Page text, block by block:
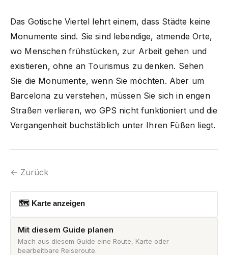
Das Gotische Viertel lehrt einem, dass Städte keine
Monumente sind. Sie sind lebendige, atmende Orte,
wo Menschen frühstücken, zur Arbeit gehen und
existieren, ohne an Tourismus zu denken. Sehen
Sie die Monumente, wenn Sie möchten. Aber um
Barcelona zu verstehen, müssen Sie sich in engen
Straßen verlieren, wo GPS nicht funktioniert und die
Vergangenheit buchstäblich unter Ihren Füßen liegt.
← Zurück
🗺 Karte anzeigen
Mit diesem Guide planen
Mach aus diesem Guide eine Route, Karte oder
bearbeitbare Reiseroute.